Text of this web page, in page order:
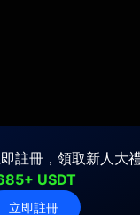
註冊，領取新人大
USDT
立即註冊